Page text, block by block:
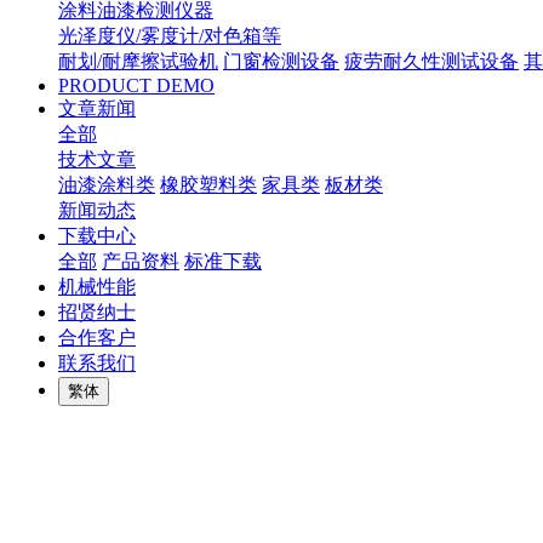
涂料油漆检测仪器
光泽度仪/雾度计/对色箱等
耐划/耐摩擦试验机 门窗检测设备 疲劳耐久性测试设备
PRODUCT DEMO
文章新闻
全部
技术文章
油漆涂料类 橡胶塑料类 家具类 板材类
新闻动态
下载中心
全部 产品资料 标准下载
机械性能
招贤纳士
合作客户
联系我们
繁体